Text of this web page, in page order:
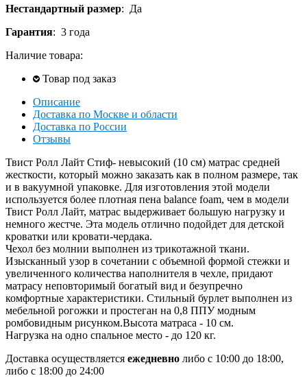
Нестандартный размер: Да
Гарантия: 3 года
Наличие товара:
Товар под заказ
Описание
Доставка по Москве и области
Доставка по России
Отзывы
Твист Ролл Лайт Стиф- невысокий (10 см) матрас средней
жесткости, который можно заказать как в полном размере, так
и в вакуумной упаковке. Для изготовления этой модели
используется более плотная пена balance foam, чем в модели
Твист Ролл Лайт, матрас выдерживает большую нагрузку и
немного жестче. Эта модель отлично подойдет для детской
кроватки или кровати-чердака.
Чехол без молнии выполнен из трикотажной ткани.
Изысканный узор в сочетании с объемной формой стежки и
увеличенного количества наполнителя в чехле, придают
матрасу неповторимый богатый вид и безупречно
комфортные характеристики. Стильный бурлет выполнен из
мебельной рогожки и простеган на 0,8 ППУ модным
ромбовидным рисунком.Высота матраса - 10 см.
Нагрузка на одно спальное место - до 120 кг.
Доставка осуществляется ежедневно либо с 10:00 до 18:00,
либо с 18:00 до 24:00